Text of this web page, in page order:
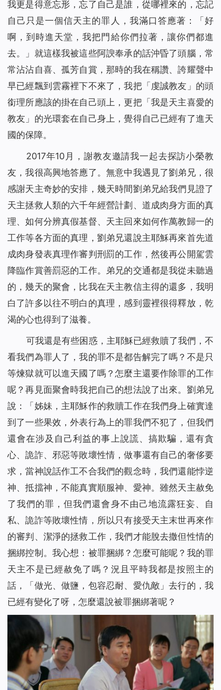
我更是得意忘形，忘了自己是誰，從哪裡來的，忘記
自己只是一個信天主的罪人，我滿口答應著：「好
啊，到時進天堂，我把門給你們拉著，讓你們都進
去。」就這樣我被這些阿諛奉承的話沖昏了頭腦，常
常沾沾自喜、孤芳自賞，那時的我在稱讚、誇耀聲中
早已經飄到雲霧裡下不來了，我把「虔誠教友」的頭
銜理所應該的掛在自己頭上，更把「我是天主喜愛的
教友」的光環套在自己身上，覺得自己已經有了進天
國的保障。
2017年10月，謝教友邀請我一起去探訪小榮教
友，我很高興地答應了。無意中我遇見了劉弟兄，很
感謝天主奇妙的安排，幾天時間劉弟兄給我們見證了
天主拯救人類的六千年經營計劃、道成肉身方面的真
理、如何分辨真假基督、天主回來如何作萬教歸一的
工作等各方面的真理，劉弟兄還說主耶穌再來首先道
成肉身發表真理作審判刑罰的工作，然後再公開駕雲
降臨作賞善罰惡的工作。弟兄的交通都是我從未聽過
的，幾天的聚會，比我在天主教信主得的還多，我明
白了許多以往不明白的真理，感到靈裡很得釋放，乾
渴的心也得到了滋養。
可我還是有些困惑，主耶穌已經救贖了我們，不
看我們為罪人了，我的罪不是都告解完了嗎？不是只
等煉獄就可以進天國了嗎？怎麼主還要作除罪的工作
呢？再見面聚會時我把自己的想法說了出來。劉弟兄
說：「姊妹，主耶穌作的救贖工作在我們身上確實達
到了一些果效，外表行為上的罪我們不犯了，但我們
還會在涉及自己利益的事上說謊、搞欺騙，還有貪
心、詭詐、邪惡等敗壞性情，做事還有自己的奢侈要
求，當神說話作工不合我們的觀念時，我們還能悖逆
神、抵擋神，不能真實順服神、愛神。雖然天主赦免
了我們的罪，但我們還會身不由己地流露狂妄、自
私、詭詐等敗壞性情，所以只有接受天主末世再來作
的審判、潔淨的拯救工作，我們才能脫去撒但性情的
捆綁控制。我心想：被罪捆綁？怎麼可能呢？我的罪
天主不是已經赦免了嗎？況且平時我都是按照主的
話，「做光、做鹽，包容忍耐、愛仇敵」去行的，我
已經有變化了呀，怎麼還說被罪捆綁著呢？